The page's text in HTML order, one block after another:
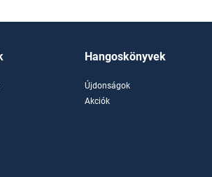
Hangoskönyvek
Újdonságok
Akciók